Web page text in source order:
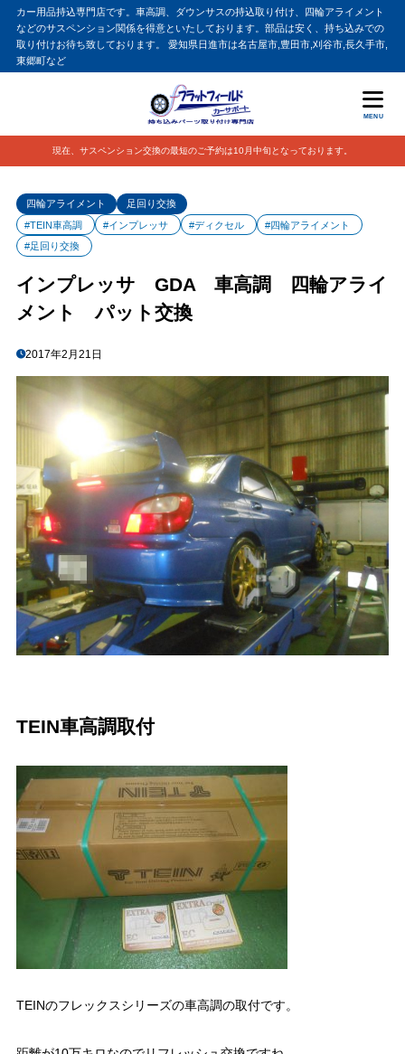
カー用品持込専門店です。車高調、ダウンサスの持込取り付け、四輪アライメント
などのサスペンション関係を得意といたしております。部品は安く、持ち込みでの
取り付けお待ち致しております。 愛知県日進市は名古屋市,豊田市,刈谷市,長久手市,
東郷町など
MENU
現在、サスペンション交換の最短のご予約は10月中旬となっております。
四輪アライメント
足回り交換
#TEIN車高調
#インプレッサ #ディクセル
#四輪アライメント
#足回り交換
インプレッサ GDA 車高調 四輪アライ
メント パット交換
2017年2月21日
TEIN車高調取付
TEINのフレックスシリーズの車高調の取付です。